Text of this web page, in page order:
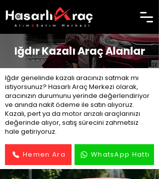
Iğdır Kazalı Araç Alanlar
Iğdır genelinde kazalı aracınızı satmak mı
istiyorsunuz? Hasarlı Araç Merkezi olarak,
aracınızın durumunu yerinde değerlendiriyor
ve anında nakit ödeme ile satın alıyoruz.
Kazalı, pert ya da motor arızalı araçlarınızı
değerinde alıyor, satış sürecini zahmetsiz
hale getiriyoruz.
Hemen Ara WhatsApp Hattı